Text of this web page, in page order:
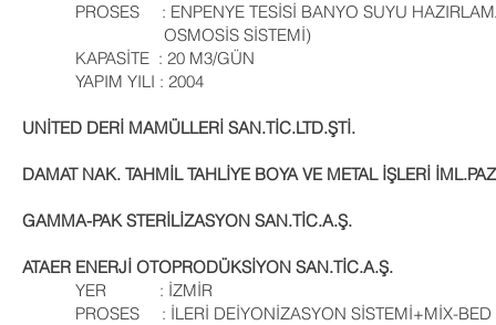
PROSES : ENPENYE TESİSİ BANYO SUYU HAZIRLAMA
OSMOSİS SİSTEMİ)
KAPASİTE : 20 M3/GÜN
YAPIM YILI : 2004
UNİTED DERİ MAMÜLLERİ SAN.TİC.LTD.ŞTİ.
DAMAT NAK. TAHMİL TAHLİYE BOYA VE METAL İŞLERİ
GAMMA-PAK STERİLİZASYON SAN.TİC.A.Ş.
ATAER ENERJİ OTOPRODÜKSİYON SAN.TİC.A.Ş.
YER : İZMİR
PROSES : İLERİ DEİYONİZASYON SİSTEMİ+MİX-BED